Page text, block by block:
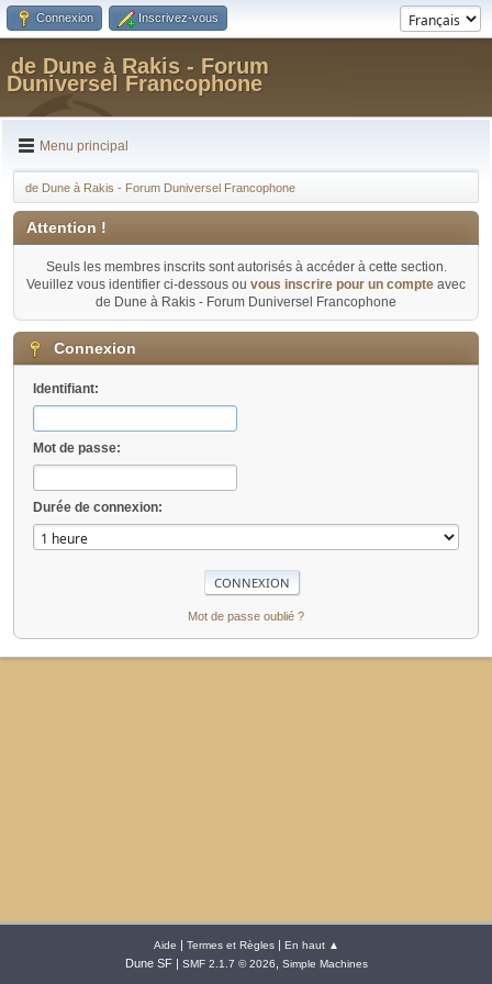
Connexion Inscrivez-vous
de Dune à Rakis - Forum
Duniversel Francophone
Menu principal
de Dune à Rakis - Forum Duniversel Francophone
Attention !
Seuls les membres inscrits sont autorisés à accéder à cette section.
Veuillez vous identifier ci-dessous ou vous inscrire pour un compte avec
de Dune à Rakis - Forum Duniversel Francophone
Connexion
Identifiant:
Mot de passe:
Durée de connexion:
Mot de passe oublié ?
Aide | Termes et Règles| En haut ▲
Dune SF | SMF 2.1.7 © 2026 Simple Machines